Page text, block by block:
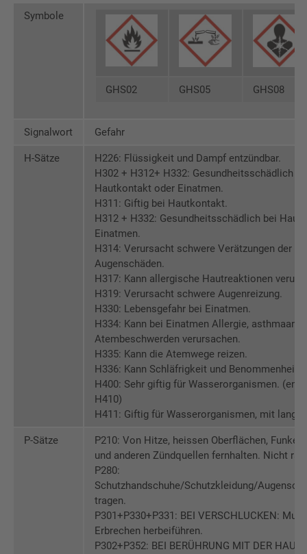
Symbole
GHS02 GHS05 GHS08
Signalwort Gefahr
H-Sätze
H226: Flüssigkeit und Dampf entzündbar.
H302 + H312+ H332: Gesundheitsschädlich
Hautkontakt oder Einatmen.
H311: Giftig bei Hautkontakt.
H312 + H332: Gesundheitsschädlich bei
Einatmen.
H314: Verursacht schwere Verätzungen der
Augenschäden.
H317: Kann allergische Hautreaktionen
H319: Verursacht schwere Augenreizung.
H330: Lebensgefahr bei Einatmen.
H334: Kann bei Einatmen Allergie,
Atembeschwerden verursachen.
H335: Kann die Atemwege reizen.
H336: Kann Schläfrigkeit und Benommenheit
H400: Sehr giftig für Wasserorganismen.
H410)
H411: Giftig für Wasserorganismen, mit
P-Sätze
P210: Von Hitze, heissen Oberflächen,
und anderen Zündquellen fernhalten. Nicht
P280:
Schutzhandschuhe/Schutzkleidung/
tragen.
P301+P330+P331: BEI VERSCHLUCKEN:
Erbrechen herbeiführen.
P302+P352: BEI BERÜHRUNG MIT DER